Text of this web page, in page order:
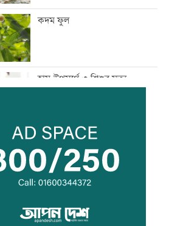
কদম ফুল
হাম উপসর্গে ৩ শিশুর মৃত্যু
সরকার গণমাধ্যমে সুস্থ-টেকসই
পরিবেশ নিশ্চিত করতে চায়:
তথ্যমন্ত্রী
টাওয়াজ শোনা যায়: স্বরাষ্ট্রমন্ত্রী